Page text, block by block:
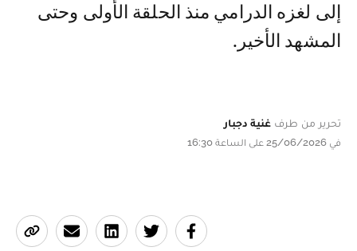
إلى لغزه الدرامي منذ الحلقة الأولى وحتى
المشهد الأخير.
تحرير من طرف غنية دجبار
في 25/06/2026 على الساعة 16:30